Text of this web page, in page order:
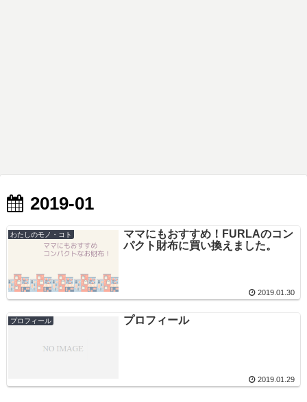
2019-01
わたしのモノ・コト
ママにもおすすめ！FURLAのコン
パクト財布に買い換えました。
2019.01.30
プロフィール プロフィール
2019.01.29